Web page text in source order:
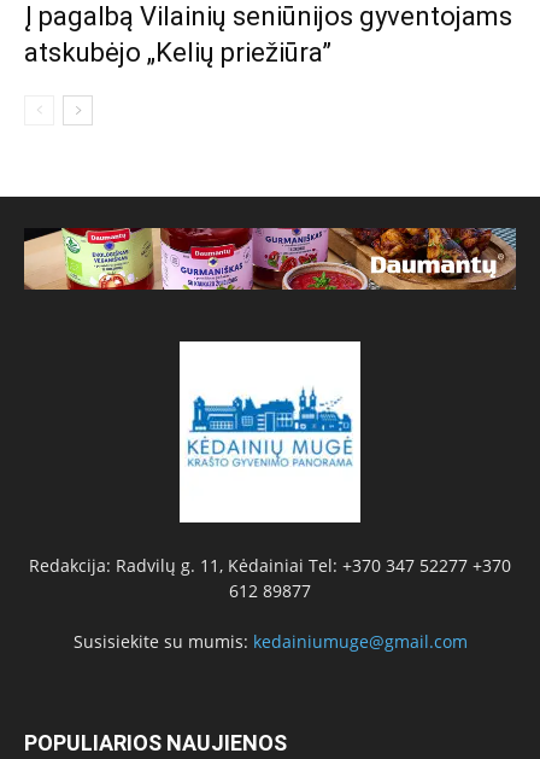
Į pagalbą Vilainių seniūnijos gyventojams
atskubėjo „Kelių priežiūra”
Redakcija: Radvilų g. 11, Kėdainiai Tel: +370 347 52277 +370
612 89877
Susisiekite su mumis: kedainiumuge@gmail.com
POPULIARIOS NAUJIENOS